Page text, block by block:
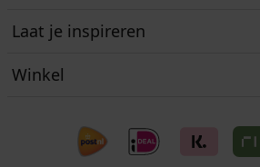
Laat je inspireren
Winkel